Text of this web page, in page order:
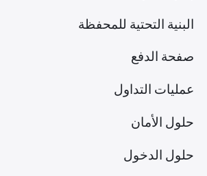
البنية التحتية للمحفظة
صفحة الدفع
عمليات التداول
حلول الأمان
حلول الدخول